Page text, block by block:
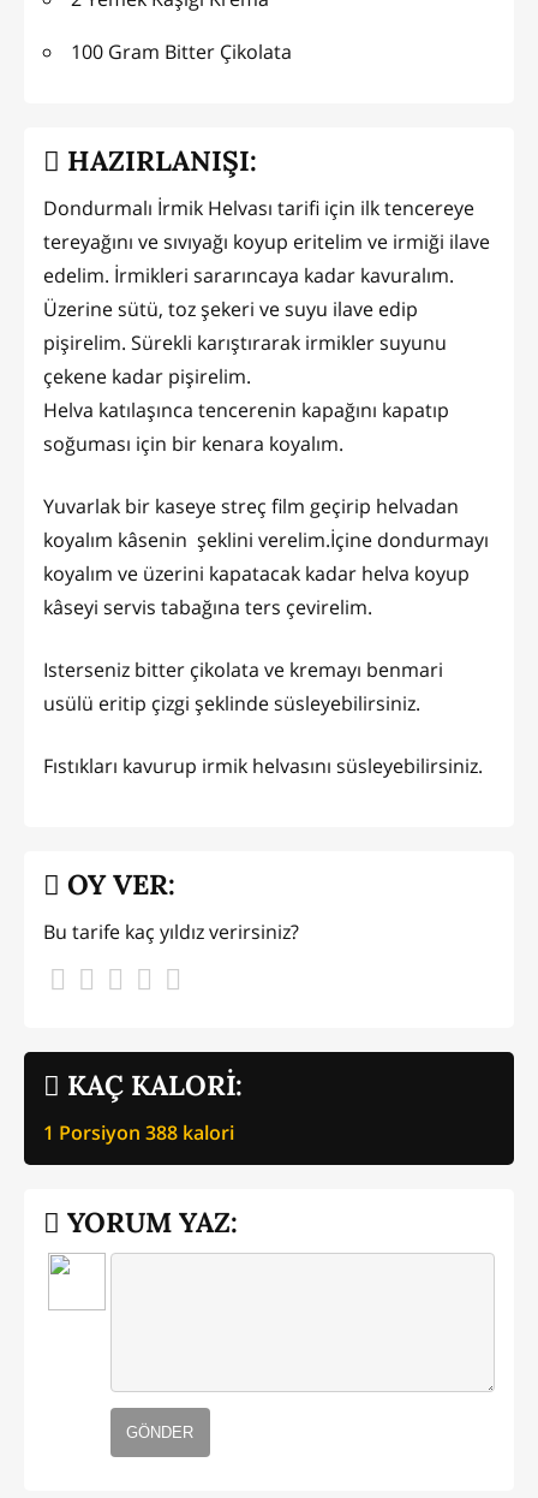
100 Gram Bitter Çikolata
HAZIRLANIŞI:
Dondurmalı İrmik Helvası tarifi için ilk tencereye
tereyağını ve sıvıyağı koyup eritelim ve irmiği ilave
edelim. İrmikleri sararıncaya kadar kavuralım.
Üzerine sütü, toz şekeri ve suyu ilave edip
pişirelim. Sürekli karıştırarak irmikler suyunu
çekene kadar pişirelim.
Helva katılaşınca tencerenin kapağını kapatıp
soğuması için bir kenara koyalım.
Yuvarlak bir kaseye streç film geçirip helvadan
koyalım kâsenin şeklini verelim.İçine dondurmayı
koyalım ve üzerini kapatacak kadar helva koyup
kâseyi servis tabağına ters çevirelim.
Isterseniz bitter çikolata ve kremayı benmari
usülü eritip çizgi şeklinde süsleyebilirsiniz.
Fıstıkları kavurup irmik helvasını süsleyebilirsiniz.
KAÇ KALORİ:
1 Porsiyon 388 kalori
OY VER:
Bu tarife kaç yıldız verirsiniz?
YORUM YAZ:
GÖNDER